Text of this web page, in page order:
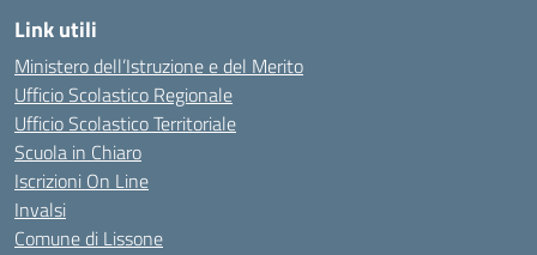
Link utili
Ministero dell’Istruzione e del Merito
Ufficio Scolastico Regionale
Ufficio Scolastico Territoriale
Scuola in Chiaro
Iscrizioni On Line
Invalsi
Comune di Lissone